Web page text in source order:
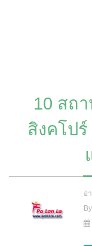
10 สถ
สิงคโป
อ่
By